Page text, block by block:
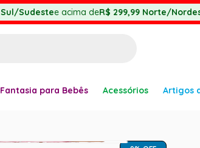
Sul/Sudestee acima deR$ 299,99 Norte/
Fantasia para Bebês Acessórios Artigos